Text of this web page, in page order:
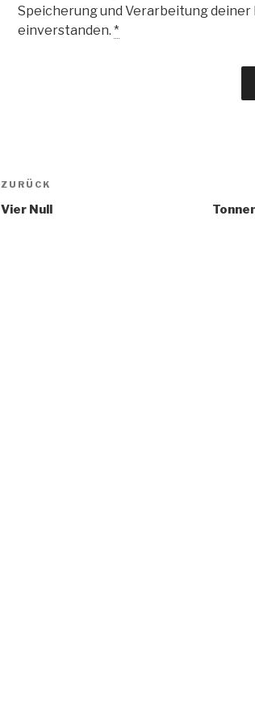
Speicherung und Verarbeitung deiner
einverstanden. *
Beitragsnavigation
Vorheriger
Beitrag
ZURÜCK
Vier Null